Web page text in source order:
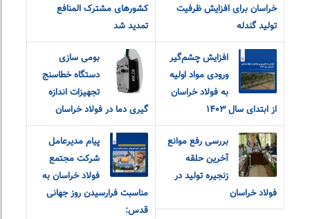
خراسان برای افزایش ظرفیت
تولید گندله
کشورهای مشترک المنافع
تمدید شد
افزایش چشم‌گیر
ورودی مواد اولیه
به فولاد خراسان
از ابتدای سال ۱۴۰۳
بومی سازی
دستگاه خطاسنج
تجهیزات اندازه
گیری دما در فولاد خراسان
بررسی رفع موانع
آخرین حلقه
زنجیره تولید در
فولاد خراسان
پیام مدیرعامل
شرکت مجتمع
فولاد خراسان به
مناسبت فرارسیدن روز جهانی
قدس: